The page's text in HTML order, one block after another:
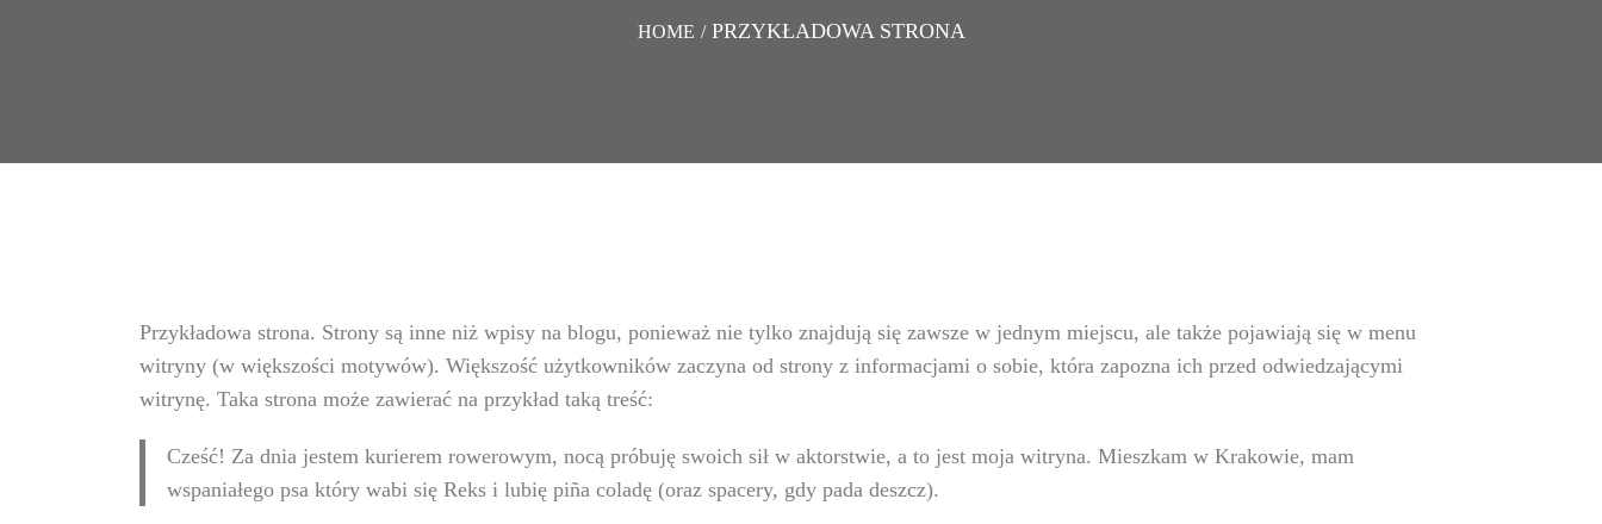
HOME / PRZYKŁADOWA STRONA
Przykładowa strona. Strony są inne niż wpisy na blogu, ponieważ nie tylko znajdują się zawsze w jednym miejscu, ale także pojawiają się w menu
witryny (w większości motywów). Większość użytkowników zaczyna od strony z informacjami o sobie, która zapozna ich przed odwiedzającymi
witrynę. Taka strona może zawierać na przykład taką treść:
Cześć! Za dnia jestem kurierem rowerowym, nocą próbuję swoich sił w aktorstwie, a to jest moja witryna. Mieszkam w Krakowie, mam
wspaniałego psa który wabi się Reks i lubię piña coladę (oraz spacery, gdy pada deszcz).